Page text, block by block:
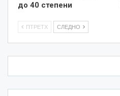
до 40 степени
ПТРЕТХ СЛЕДНО